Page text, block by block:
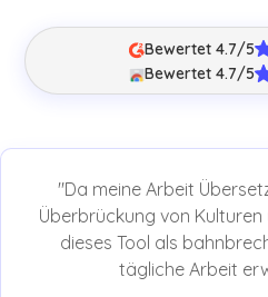
Bewertet 4.7/5
Bewertet 4.7/5
"Da meine Arbeit
Überbrückung von
dieses Tool als
tägliche Arbeit